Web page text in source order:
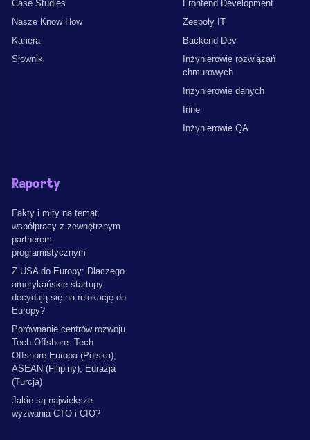
Case Studies
Nasze Know How
Kariera
Słownik
Frontend Development
Zespoły IT
Backend Dev
Inżynierowie rozwiązań
chmurowych
Inżynierowie danych
Inne
Inżynierowie QA
Raporty
Fakty i mity na temat
współpracy z zewnętrznym
partnerem
programistycznym
Z USA do Europy: Dlaczego
amerykańskie startupy
decydują się na relokację do
Europy?
Porównanie centrów rozwoju
Tech Offshore: Tech
Offshore Europa (Polska),
ASEAN (Filipiny), Eurazja
(Turcja)
Jakie są największe
wyzwania CTO i CIO?